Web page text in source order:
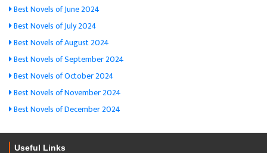
Best Novels of June 2024
Best Novels of July 2024
Best Novels of August 2024
Best Novels of September 2024
Best Novels of October 2024
Best Novels of November 2024
Best Novels of December 2024
Useful Links